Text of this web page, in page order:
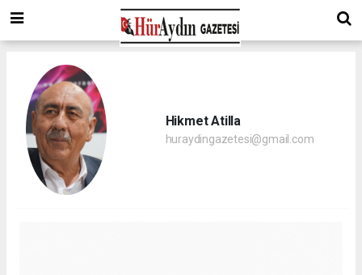
Hikmet Atilla
huraydingazetesi@gmail.com